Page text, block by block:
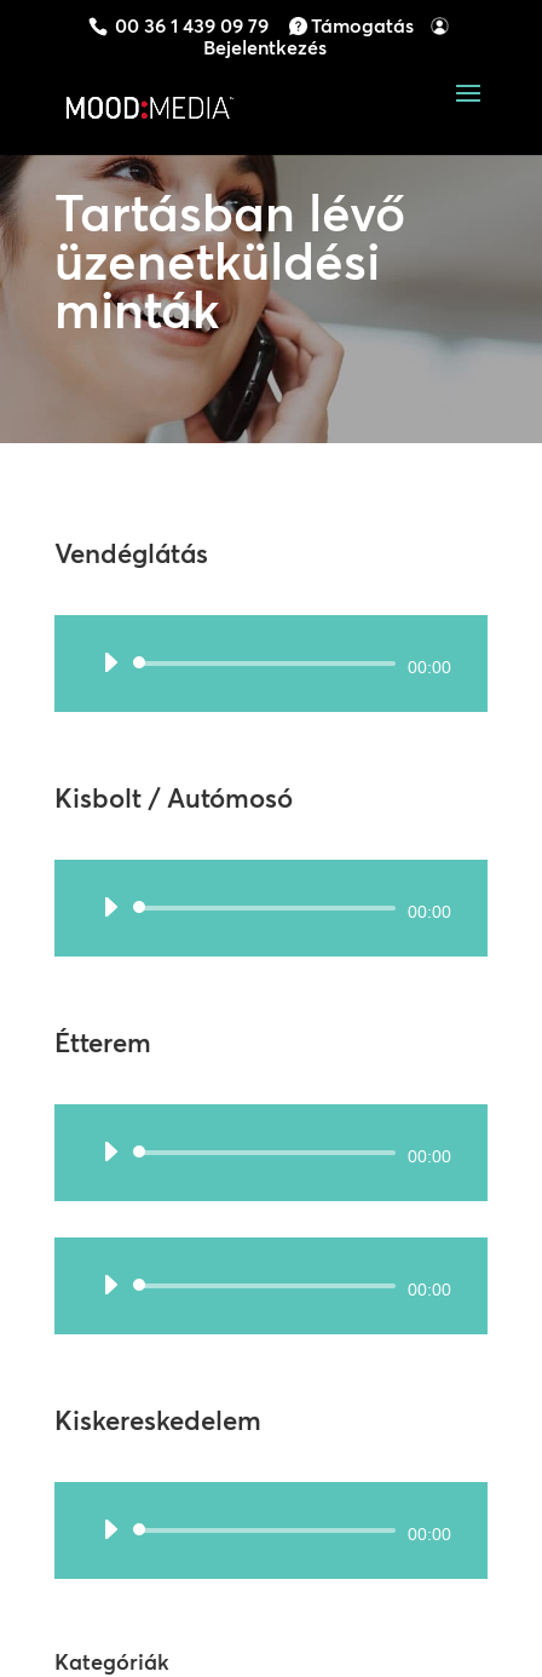
00 36 1 439 09 79
Támogatás
Bejelentkezés
Tartásban lévő
üzenetküldési
minták
Vendéglátás
Audió
00:00
Kisbolt / Autómosó
Audió
00:00
Étterem
Audió
00:00
Audió
00:00
Kiskereskedelem
Audió
00:00
Kategóriák